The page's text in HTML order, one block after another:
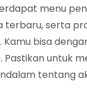
menu
terbaru, serta
Kamu bisa
untuk
tentang